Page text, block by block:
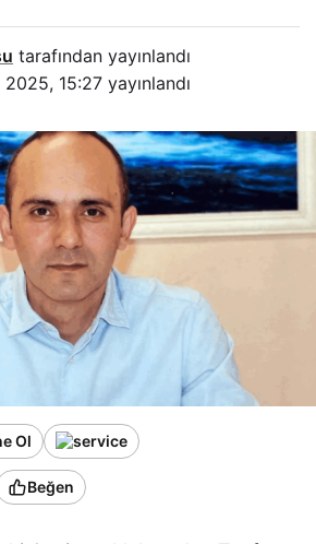
tarafından yayınlandı
2025, 15:27 yayınlandı
Ol
Beğen